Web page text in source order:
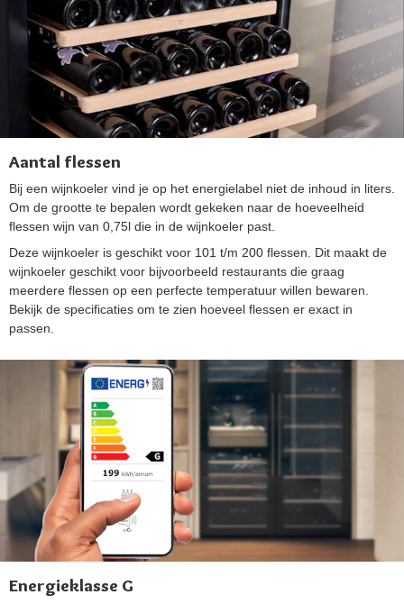
Aantal flessen
Bij een wijnkoeler vind je op het energielabel niet de inhoud in liters.
Om de grootte te bepalen wordt gekeken naar de hoeveelheid
flessen wijn van 0,75l die in de wijnkoeler past.
Deze wijnkoeler is geschikt voor 101 t/m 200 flessen. Dit maakt de
wijnkoeler geschikt voor bijvoorbeeld restaurants die graag
meerdere flessen op een perfecte temperatuur willen bewaren.
Bekijk de specificaties om te zien hoeveel flessen er exact in
passen.
Energieklasse G